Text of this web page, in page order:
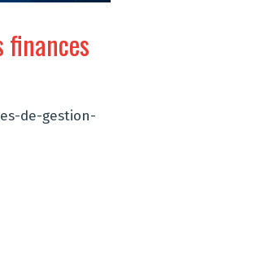
finances
de-gestion-